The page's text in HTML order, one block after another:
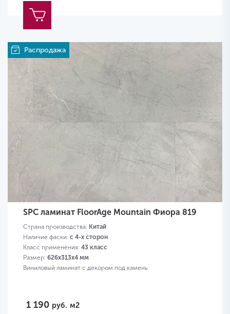
Распродажа
SPC ламинат FloorAge Mountain Фиора 819
Страна производства: Китай
Наличие фаски: с 4-х сторон
Класс применения: 43 класс
Размер: 626х313х4 мм
Виниловый ламинат с декором под камень
1 190 руб. м2